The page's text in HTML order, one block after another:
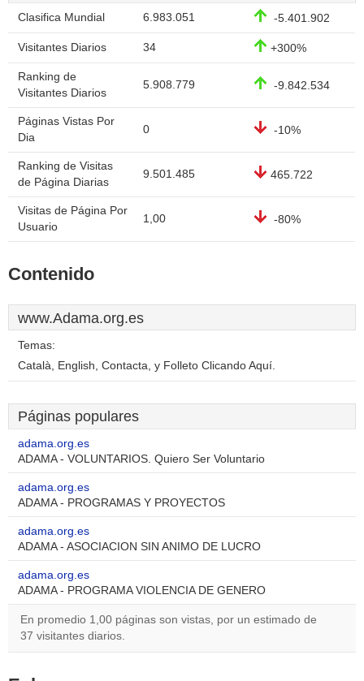
Clasifica Mundial 6.983.051 -5.401.902
Visitantes Diarios 34 +300%
Ranking de
Visitantes Diarios
5.908.779 -9.842.534
Páginas Vistas Por
Dia
0 -10%
Ranking de Visitas
de Página Diarias
9.501.485 465.722
Visitas de Página Por
Usuario
1,00 -80%
Contenido
www.Adama.org.es
Temas:
Català, English, Contacta, y Folleto Clicando Aquí.
Páginas populares
adama.org.es
ADAMA - VOLUNTARIOS. Quiero Ser Voluntario
adama.org.es
ADAMA - PROGRAMAS Y PROYECTOS
adama.org.es
ADAMA - ASOCIACION SIN ANIMO DE LUCRO
adama.org.es
ADAMA - PROGRAMA VIOLENCIA DE GENERO
En promedio 1,00 páginas son vistas, por un estimado de
37 visitantes diarios.